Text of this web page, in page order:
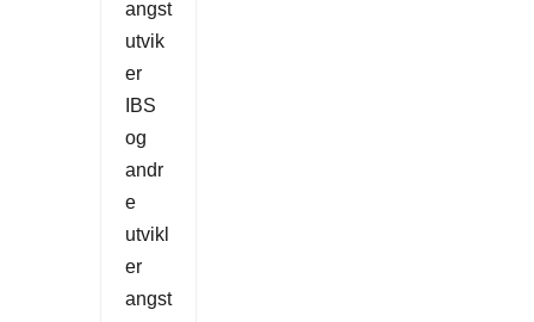
angst
utvik
er
IBS
og
andr
e
utvikl
er
angst